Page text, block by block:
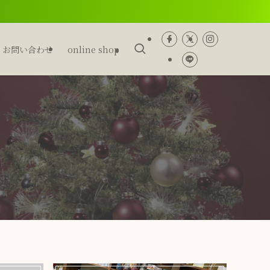
お問い合わせ online shop